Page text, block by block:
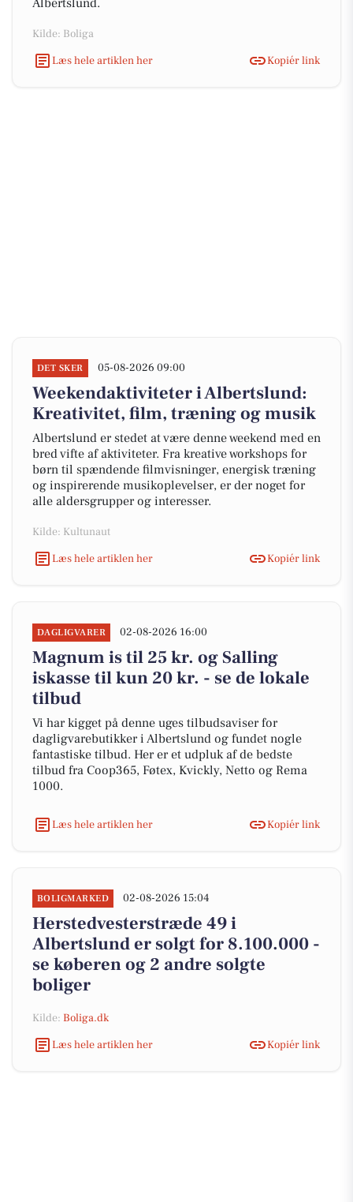
Albertslund.
Kilde: Boliga
Læs hele artiklen her
Kopiér link
DET SKER 05-08-2026 09:00
Weekendaktiviteter i Albertslund:
Kreativitet, film, træning og musik
Albertslund er stedet at være denne weekend med en
bred vifte af aktiviteter. Fra kreative workshops for
børn til spændende filmvisninger, energisk træning
og inspirerende musikoplevelser, er der noget for
alle aldersgrupper og interesser.
Kilde: Kultunaut
Læs hele artiklen her
Kopiér link
DAGLIGVARER 02-08-2026 16:00
Magnum is til 25 kr. og Salling
iskasse til kun 20 kr. - se de lokale
tilbud
Vi har kigget på denne uges tilbudsaviser for
dagligvarebutikker i Albertslund og fundet nogle
fantastiske tilbud. Her er et udpluk af de bedste
tilbud fra Coop365, Føtex, Kvickly, Netto og Rema
1000.
Læs hele artiklen her Kopiér link
BOLIGMARKED 02-08-2026 15:04
Herstedvesterstræde 49 i
Albertslund er solgt for 8.100.000 -
se køberen og 2 andre solgte
boliger
Kilde: Boliga.dk
Læs hele artiklen her
Kopiér link